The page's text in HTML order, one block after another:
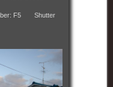
F5 Shutter